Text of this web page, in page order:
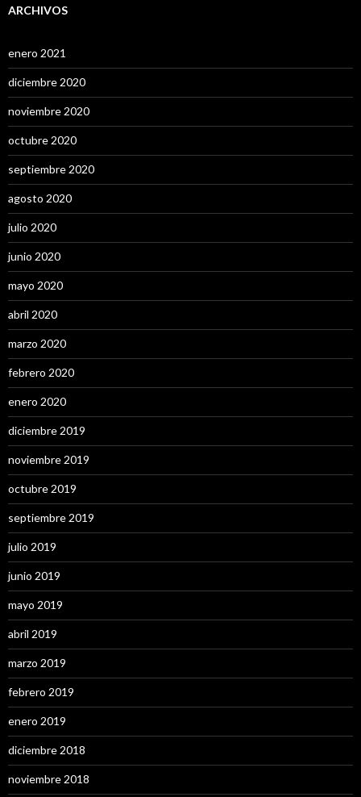
ARCHIVOS
enero 2021
diciembre 2020
noviembre 2020
octubre 2020
septiembre 2020
agosto 2020
julio 2020
junio 2020
mayo 2020
abril 2020
marzo 2020
febrero 2020
enero 2020
diciembre 2019
noviembre 2019
octubre 2019
septiembre 2019
julio 2019
junio 2019
mayo 2019
abril 2019
marzo 2019
febrero 2019
enero 2019
diciembre 2018
noviembre 2018